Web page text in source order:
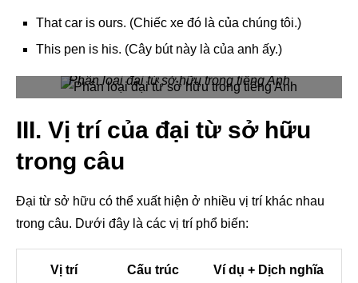
That car is ours. (Chiếc xe đó là của chúng tôi.)
This pen is his. (Cây bút này là của anh ấy.)
Phân loại đại từ sở hữu trong tiếng Anh
III. Vị trí của đại từ sở hữu
trong câu
Đại từ sở hữu có thể xuất hiện ở nhiều vị trí khác nhau
trong câu. Dưới đây là các vị trí phổ biến:
Vị trí Cấu trúc Ví dụ + Dịch nghĩa